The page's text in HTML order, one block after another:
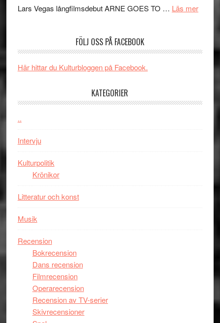
i
styra
Svärtan
människans
unga
Lars Vegas långfilmsdebut ARNE GOES TO … Läs merom
ARNE
GOES
får
FÖLJ OSS PÅ FACEBOOK
Här hittar du Kulturbloggen på Facebook.
KATEGORIER
..
Intervju
Kulturpolitik
Krönikor
Litteratur och konst
Musik
Recension
Bokrecension
Dans recension
Filmrecension
Operarecension
Recension av TV-serier
Skivrecensioner